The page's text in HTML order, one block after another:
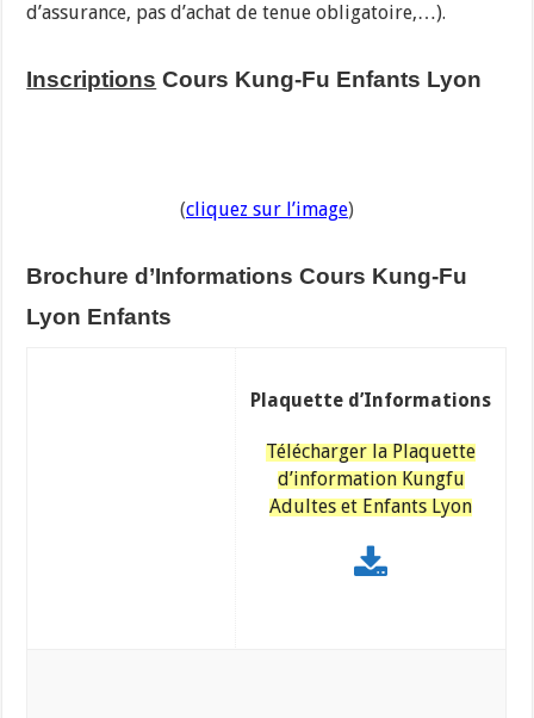
d’assurance, pas d’achat de tenue obligatoire,…).
Inscriptions Cours Kung-Fu Enfants Lyon
(cliquez sur l’image)
Brochure d’Informations Cours Kung-Fu
Lyon Enfants
Plaquette d’Informations
Télécharger la Plaquette
d’information Kungfu
Adultes et Enfants Lyon